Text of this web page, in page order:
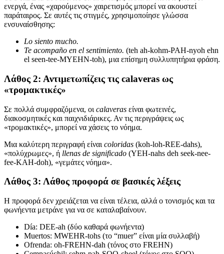
ενεργά, ένας «χαρούμενος» χαιρετισμός μπορεί να ακουστεί
παράταιρος. Σε αυτές τις στιγμές, χρησιμοποίησε γλώσσα
ενσυναίσθησης:
Lo siento mucho.
Te acompaño en el sentimiento. (teh ah-kohm-PAH-nyoh ehn
el seen-tee-MYEHN-toh), μια επίσημη συλλυπητήρια φράση.
Λάθος 2: Αντιμετωπίζεις τις calaveras ως
«τρομακτικές»
Σε πολλά συμφραζόμενα, οι calaveras είναι φωτεινές,
διακοσμητικές και παιχνιδιάρικες. Αν τις περιγράψεις ως
«τρομακτικές», μπορεί να χάσεις το νόημα.
Μια καλύτερη περιγραφή είναι coloridas (koh-loh-REE-dahs),
«πολύχρωμες», ή llenas de significado (YEH-nahs deh seek-nee-
fee-KAH-doh), «γεμάτες νόημα».
Λάθος 3: Λάθος προφορά σε βασικές λέξεις
Η προφορά δεν χρειάζεται να είναι τέλεια, αλλά ο τονισμός και τα
φωνήεντα μετράνε για να σε καταλαβαίνουν.
Día: DEE-ah (δύο καθαρά φωνήεντα)
Muertos: MWEHR-tohs (το “muer” είναι μία συλλαβή)
Ofrenda: oh-FREHN-dah (τόνος στο FREHN)